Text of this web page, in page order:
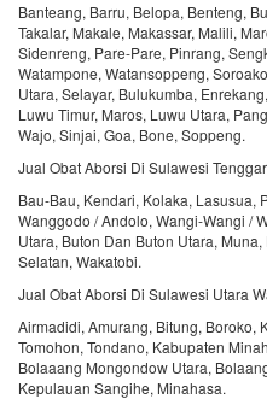
Banteang, Barru, Belopa, Benteng,
Takalar, Makale, Makassar, Malili,
Sidenreng, Pare-Pare, Pinrang,
Watampone, Watansoppeng,
Utara, Selayar, Bulukumba,
Luwu Timur, Maros, Luwu Utara,
Wajo, Sinjai, Goa, Bone, Soppeng.
Jual Obat Aborsi Di Sulawesi
Bau-Bau, Kendari, Kolaka, Lasusua,
Wanggodo / Andolo, Wangi-Wangi /
Utara, Buton Dan Buton Utara,
Selatan, Wakatobi.
Jual Obat Aborsi Di Sulawesi Utara
Airmadidi, Amurang, Bitung, Boroko,
Tomohon, Tondano, Kabupaten
Bolaaang Mongondow Utara,
Kepulauan Sangihe, Minahasa.